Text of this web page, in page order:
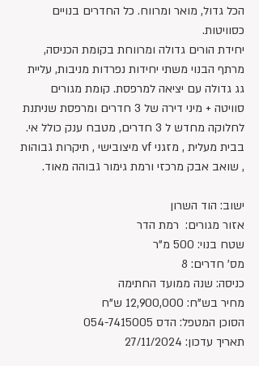
הכל גדול, מואר ומרווח. כל החדרים בנויים
כסוויטות.
יחידת הורים גדולה ומרווחת בקומת הכניסה,
מרתף הבנוי משתי יחידות נפרדות מניבות, עליית
גג גדולה עם יציאה למרפסת. קומת מגורים
סוויטה + מיני דירה של 3 חדרים ומרפסת שניתנת
לחלוקה מחדש ל 3 חדרים, מטבח ענק כולל אי.
בבית מעלית , מזגני vf מיצובישי , תיקרות גבוהות
, שואב אבק מרכזי ורמת גימור גבוהה מאוד.
ישוב: הוד השרון
אזור מגורים:  רמת הדר
שטח בנוי: 500 מ"ר
מס' חדרים: 8
כניסה: שנה ממועד החתימה
מחיר בש"ח: 12,900,000 ש"ח
הסוכן המטפל: הדס 054-7415005
תאריך עדכון: 27/11/2024